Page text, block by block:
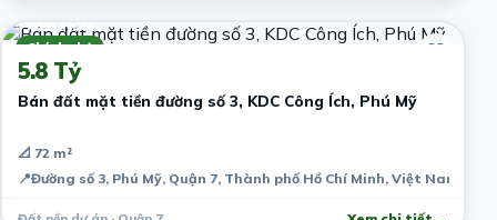
Chính chủ
5 năm trước
5.8 Tỷ
Bán đất mặt tiền đường số 3, KDC Công Ích, Phú Mỹ
📐 72 m²
📍Đường số 3, Phú Mỹ, Quận 7, Thành phố Hồ Chí Minh, Việt Nam